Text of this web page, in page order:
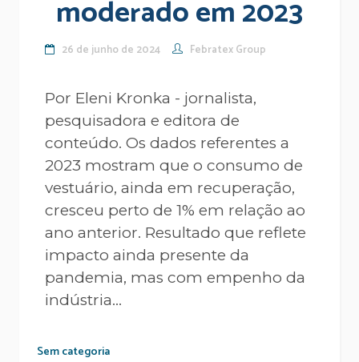
moderado em 2023
26 de junho de 2024 Febratex Group
Por Eleni Kronka - jornalista,
pesquisadora e editora de
conteúdo. Os dados referentes a
2023 mostram que o consumo de
vestuário, ainda em recuperação,
cresceu perto de 1% em relação ao
ano anterior. Resultado que reflete
impacto ainda presente da
pandemia, mas com empenho da
indústria...
Sem categoria